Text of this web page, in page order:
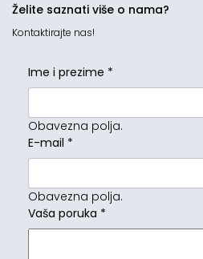
Želite saznati više o nama?
Kontaktirajte nas!
Ime i prezime *
Obavezna polja.
E-mail *
Obavezna polja.
Vaša poruka *